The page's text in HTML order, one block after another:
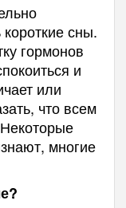
сны.
гормонов
и
или
что всем
многие